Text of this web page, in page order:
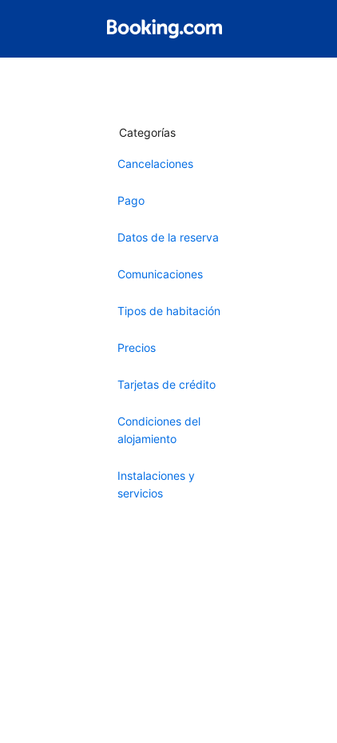
Categorías
Cancelaciones
Pago
Datos de la reserva
Comunicaciones
Tipos de habitación
Precios
Tarjetas de crédito
Condiciones del
alojamiento
Instalaciones y
servicios